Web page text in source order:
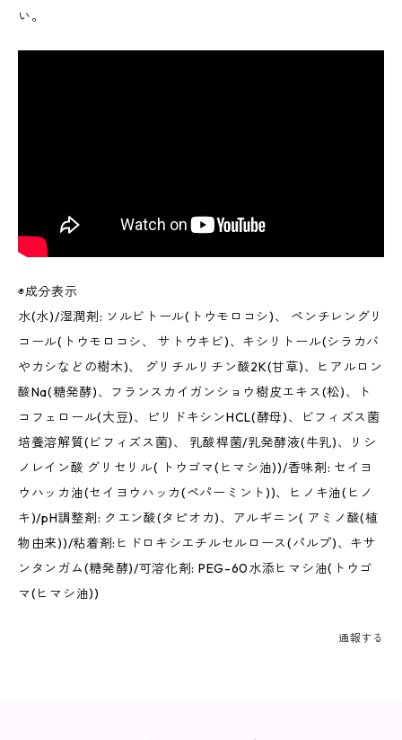
い。
◉成分表示
水(水)/湿潤剤: ソルビトール(トウモロコシ)、 ペンチレングリ
コール(トウモロコシ、 サトウキビ)、キシリトール(シラカバ
やカシなどの樹木)、 グリチルリチン酸2K(甘草)、ヒアルロン
酸Na(糖発酵)、フランスカイガンショウ樹皮エキス(松)、ト
コフェロール(大豆)、ピリドキシンHCL(酵母)、ビフィズス菌
培養溶解質(ビフィズス菌)、 乳酸桿菌/乳発酵液(牛乳)、リシ
ノレイン酸 グリセリル( トウゴマ(ヒマシ油))/香味剤: セイヨ
ウハッカ油(セイヨウハッカ(ペパーミント))、ヒノキ油(ヒノ
キ)/pH調整剤: クエン酸(タピオカ)、アルギニン( アミノ酸(植
物由来))/粘着剤:ヒドロキシエチルセルロース(パルプ)、キサ
ンタンガム(糖発酵)/可溶化剤: PEG-60水添ヒマシ油(トウゴ
マ(ヒマシ油))
通報する